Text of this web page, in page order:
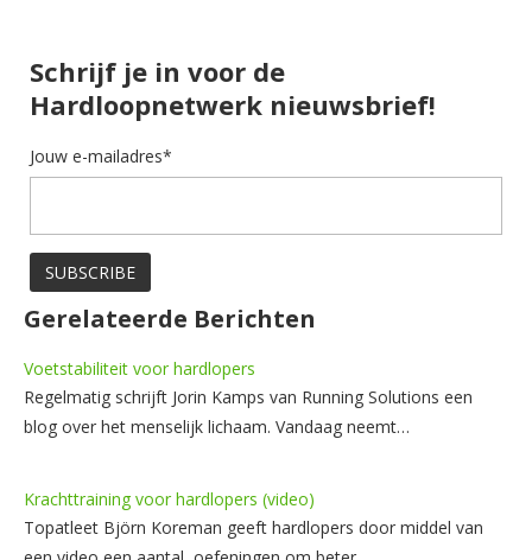
Schrijf je in voor de
Hardloopnetwerk nieuwsbrief!
Jouw e-mailadres*
Gerelateerde Berichten
Voetstabiliteit voor hardlopers
Regelmatig schrijft Jorin Kamps van Running Solutions een
blog over het menselijk lichaam. Vandaag neemt…
Krachttraining voor hardlopers (video)
Topatleet Björn Koreman geeft hardlopers door middel van